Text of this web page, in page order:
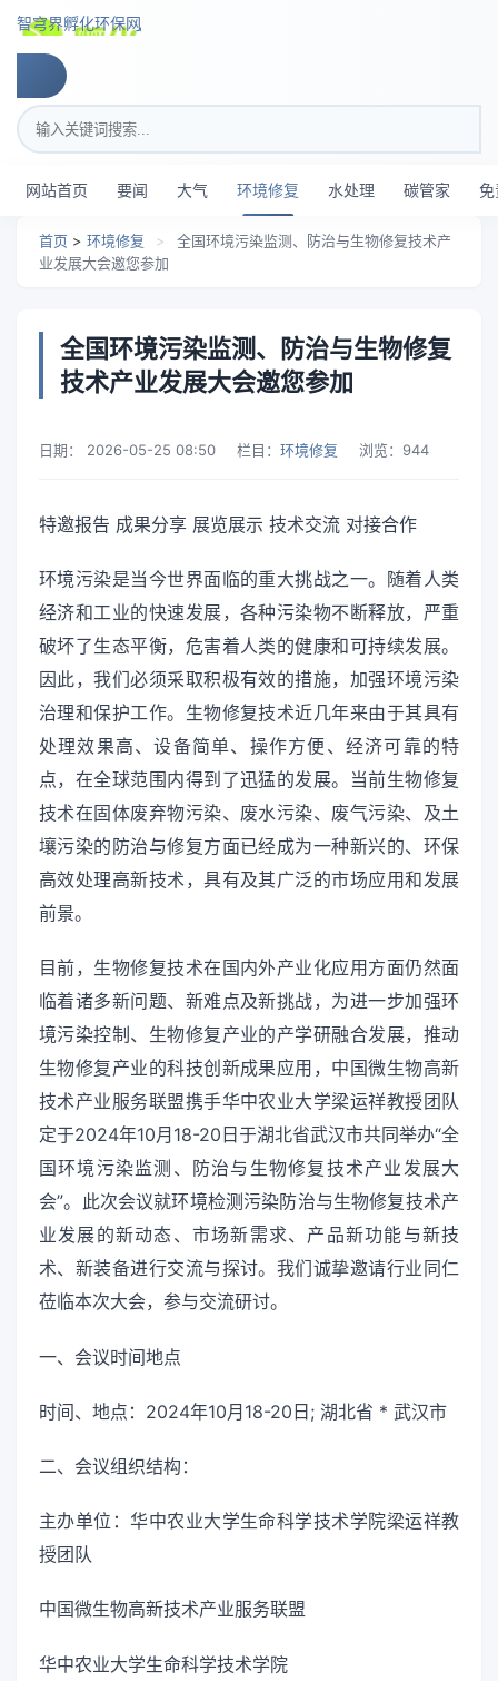
智穹界孵化环保网
搜索关键词
网站首页 要闻 大气 环境修复 水处理 碳管家 免
首页 > 环境修复 >
全国环境污染监测、防治与生物修复技术产
业发展大会邀您参加
全国环境污染监测、防治与生物修复
技术产业发展大会邀您参加
日期： 2026-05-25 08:50 栏目： 环境修复 浏览： 944
特邀报告 成果分享 展览展示 技术交流 对接合作
环境污染是当今世界面临的重大挑战之一。随着人类
经济和工业的快速发展，各种污染物不断释放，严重
破坏了生态平衡，危害着人类的健康和可持续发展。
因此，我们必须采取积极有效的措施，加强环境污染
治理和保护工作。生物修复技术近几年来由于其具有
处理效果高、设备简单、操作方便、经济可靠的特
点，在全球范围内得到了迅猛的发展。当前生物修复
技术在固体废弃物污染、废水污染、废气污染、及土
壤污染的防治与修复方面已经成为一种新兴的、环保
高效处理高新技术，具有及其广泛的市场应用和发展
前景。
目前，生物修复技术在国内外产业化应用方面仍然面
临着诸多新问题、新难点及新挑战，为进一步加强环
境污染控制、生物修复产业的产学研融合发展，推动
生物修复产业的科技创新成果应用，中国微生物高新
技术产业服务联盟携手华中农业大学梁运祥教授团队
定于2024年10月18-20日于湖北省武汉市共同举办“全
国环境污染监测、防治与生物修复技术产业发展大
会”。此次会议就环境检测污染防治与生物修复技术产
业发展的新动态、市场新需求、产品新功能与新技
术、新装备进行交流与探讨。我们诚挚邀请行业同仁
莅临本次大会，参与交流研讨。
一、会议时间地点
时间、地点：2024年10月18-20日; 湖北省 * 武汉市
二、会议组织结构：
主办单位：华中农业大学生命科学技术学院梁运祥教
授团队
中国微生物高新技术产业服务联盟
华中农业大学生命科学技术学院